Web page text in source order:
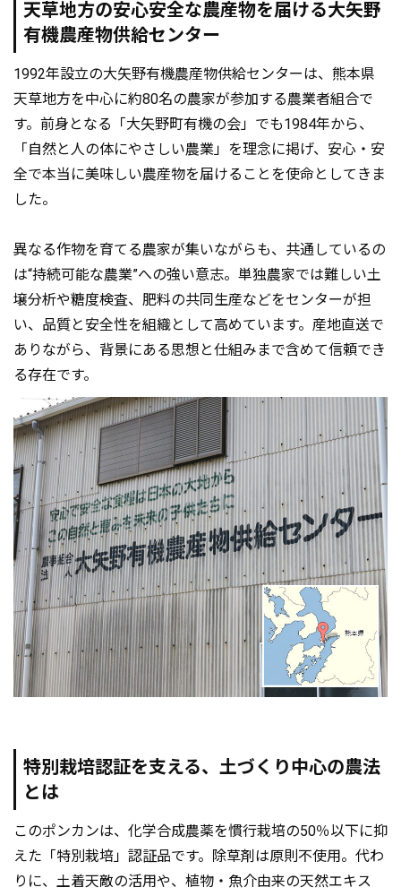
天草地方の安心安全な農産物を届ける大矢野
有機農産物供給センター
1992年設立の大矢野有機農産物供給センターは、熊本県
天草地方を中心に約80名の農家が参加する農業者組合で
す。前身となる「大矢野町有機の会」でも1984年から、
「自然と人の体にやさしい農業」を理念に掲げ、安心・安
全で本当に美味しい農産物を届けることを使命としてきま
した。
異なる作物を育てる農家が集いながらも、共通しているの
は“持続可能な農業”への強い意志。単独農家では難しい土
壌分析や糖度検査、肥料の共同生産などをセンターが担
い、品質と安全性を組織として高めています。産地直送で
ありながら、背景にある思想と仕組みまで含めて信頼でき
る存在です。
特別栽培認証を支える、土づくり中心の農法
とは
このポンカンは、化学合成農薬を慣行栽培の50％以下に抑
えた「特別栽培」認証品です。除草剤は原則不使用。代わ
りに、土着天敵の活用や、植物・魚介由来の天然エキス